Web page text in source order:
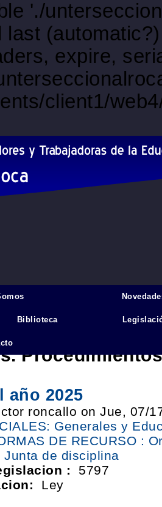
'./
last
expire,
client1/
y NORMAS
año 2025
roncallo on Jue, 07/
Generales y
DE RECURSO :
Junta de disciplina
:
5797
Ley
Biblioteca